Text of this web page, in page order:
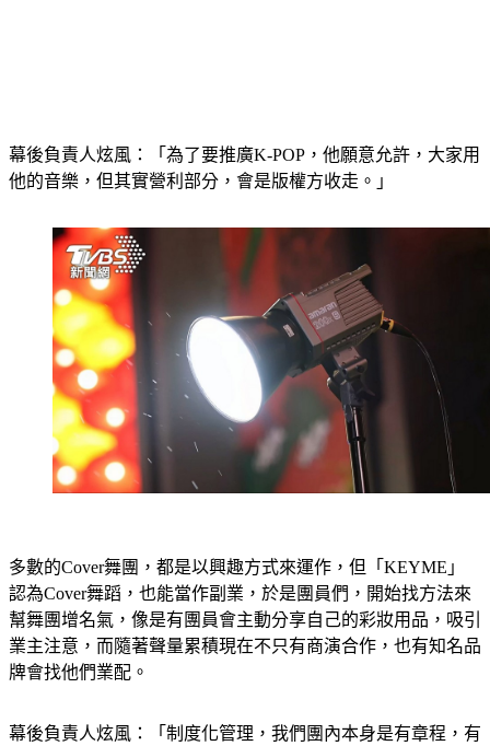
幕後負責人炫風：「為了要推廣K-POP，他願意允許，大家用
他的音樂，但其實營利部分，會是版權方收走。」
多數的Cover舞團，都是以興趣方式來運作，但「KEYME」
認為Cover舞蹈，也能當作副業，於是團員們，開始找方法來
幫舞團增名氣，像是有團員會主動分享自己的彩妝用品，吸引
業主注意，而隨著聲量累積現在不只有商演合作，也有知名品
牌會找他們業配。
幕後負責人炫風：「制度化管理，我們團內本身是有章程，有